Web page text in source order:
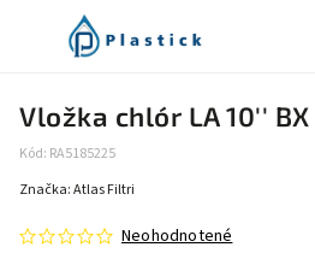
Vložka chlór LA 10''
Kód: RA5185225
Neohodnotené
Značka:Atlas Filtri